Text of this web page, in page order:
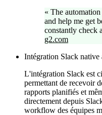
« The
and help me get
constantly check
g2.com
Intégration Slack native
L'intégration Slack est
permettant de recevoir
rapports planifiés et
directement depuis
workflow des équipes